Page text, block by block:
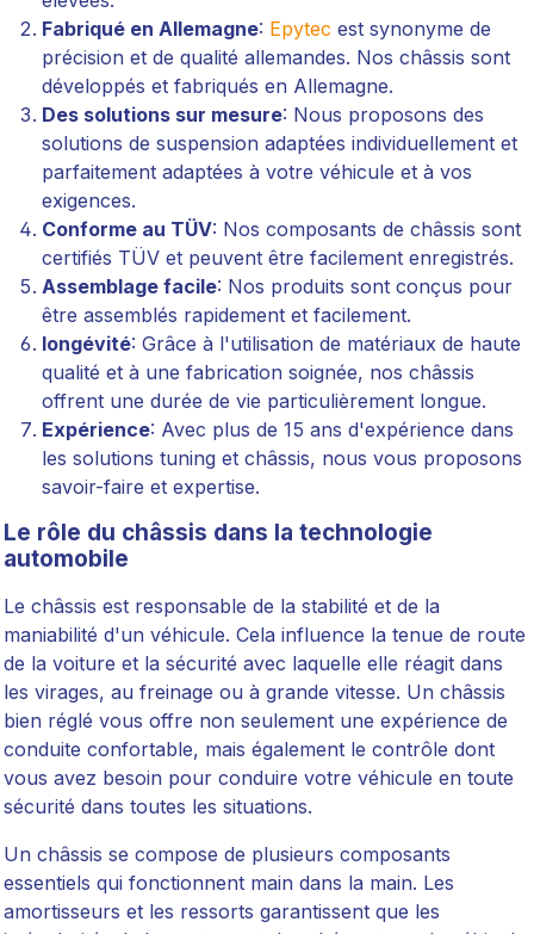
Fabriqué en Allemagne: Epytec est synonyme de
précision et de qualité allemandes. Nos châssis sont
développés et fabriqués en Allemagne.
Des solutions sur mesure: Nous proposons des
solutions de suspension adaptées individuellement et
parfaitement adaptées à votre véhicule et à vos
exigences.
Conforme au TÜV: Nos composants de châssis sont
certifiés TÜV et peuvent être facilement enregistrés.
Assemblage facile: Nos produits sont conçus pour
être assemblés rapidement et facilement.
longévité: Grâce à l'utilisation de matériaux de haute
qualité et à une fabrication soignée, nos châssis
offrent une durée de vie particulièrement longue.
Expérience: Avec plus de 15 ans d'expérience dans
les solutions tuning et châssis, nous vous proposons
savoir-faire et expertise.
Le rôle du châssis dans la technologie
automobile
Le châssis est responsable de la stabilité et de la
maniabilité d'un véhicule. Cela influence la tenue de route
de la voiture et la sécurité avec laquelle elle réagit dans
les virages, au freinage ou à grande vitesse. Un châssis
bien réglé vous offre non seulement une expérience de
conduite confortable, mais également le contrôle dont
vous avez besoin pour conduire votre véhicule en toute
sécurité dans toutes les situations.
Un châssis se compose de plusieurs composants
essentiels qui fonctionnent main dans la main. Les
amortisseurs et les ressorts garantissent que les